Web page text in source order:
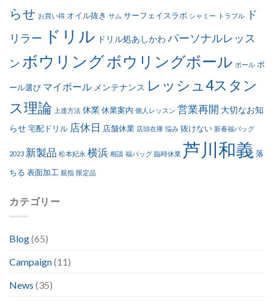
らせ お買い得 オイル抜き サム サーフェイスラボ シャミー トラブル
ド
リラー ドリル ドリル処あしかわ パーソナルレッス
ン ボウリングボウリングボール ボール ボ
ール選び マイボール メンテナンス レッシュ4スタン
ス理論
上達方法 休業 休業案内 個人レッスン 営業再開 大切なお知
らせ 宅配ドリル 店休日 店舗休業 店頭在庫 悩み 抜けない 新春福バッグ
2023 新製品 松本妃永 横浜 相談 福バッグ 臨時休業 芦川和義 落
ちる 表面加工 親指 限定品
カテゴリー
Blog(65)
Campaign(11)
News (35)